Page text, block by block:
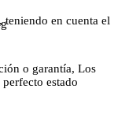
teniendo en cuenta el
o garantía, Los
estado